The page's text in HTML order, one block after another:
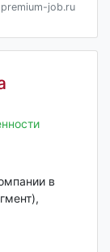
job.ru
в